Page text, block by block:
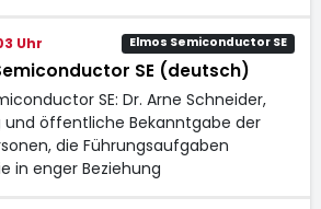
Uhr Elmos Semiconductor SE
SE (deutsch)
SE: Dr. Arne Schneider,
und öffentliche Bekanntgabe der
die Führungsaufgaben
in enger Beziehung